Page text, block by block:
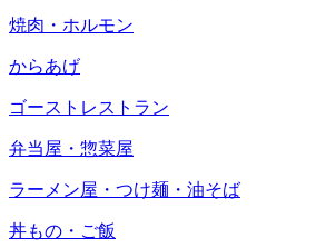
焼肉・ホルモン
からあげ
ゴーストレストラン
弁当屋・惣菜屋
ラーメン屋・つけ麺・油そば
丼もの・ご飯